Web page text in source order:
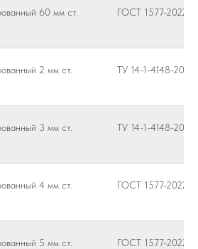
60 мм ст.
ГОСТ 1577-2022
2 мм ст.
ТУ 14-1-4148-2014
3 мм ст.
ТУ 14-1-4148-2014
4 мм ст.
ГОСТ 1577-2022
5 мм ст.
ГОСТ 1577-2022